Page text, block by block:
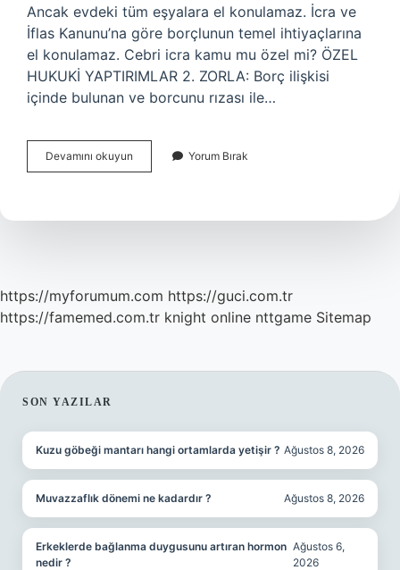
Ancak evdeki tüm eşyalara el konulamaz. İcra ve
İflas Kanunu’na göre borçlunun temel ihtiyaçlarına
el konulamaz. Cebri icra kamu mu özel mi? ÖZEL
HUKUKİ YAPTIRIMLAR 2. ZORLA: Borç ilişkisi
içinde bulunan ve borcunu rızası ile…
Devamını okuyun
Icra
Yorum Bırak
https://myforumum.com https://guci.com.tr
https://famemed.com.tr knight online nttgame Sitemap
SIDEBAR
SON YAZILAR
Kuzu göbeği mantarı hangi ortamlarda yetişir ? Ağustos 8, 2026
Muvazzaflık dönemi ne kadardır ? Ağustos 8, 2026
Erkeklerde bağlanma duygusunu artıran hormon
nedir ?
Ağustos 6,
2026